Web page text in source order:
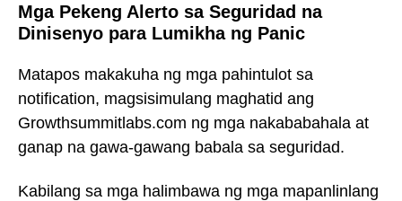
Mga Pekeng Alerto sa Seguridad na
Dinisenyo para Lumikha ng Panic
Matapos makakuha ng mga pahintulot sa
notification, magsisimulang maghatid ang
Growthsummitlabs.com ng mga nakababahala at
ganap na gawa-gawang babala sa seguridad.
Kabilang sa mga halimbawa ng mga mapanlinlang